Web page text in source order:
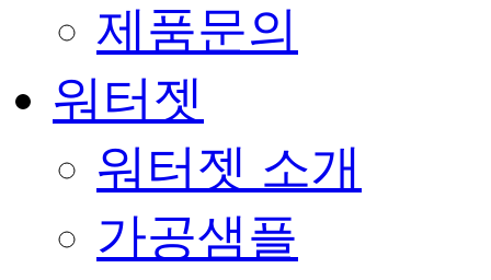
제품문의
워터젯
워터젯 소개
가공샘플